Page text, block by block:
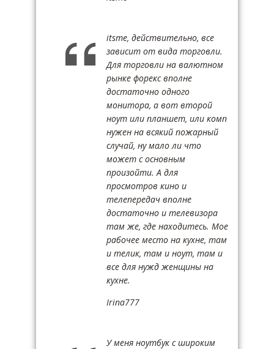
itsme, действительно, все
зависит от вида торговли.
Для торговли на валютном
рынке форекс вполне
достаточно одного
монитора, а вот второй
ноут или планшет, или комп
нужен на всякий пожарный
случай, ну мало ли что
может с основным
произойти. А для
просмотров кино и
телепередач вполне
достаточно и телевизора
там же, где находитесь. Мое
рабочее место на кухне, там
и телик, там и ноут, там и
все для нужд женщины на
кухне.
Irina777
У меня ноутбук с широким